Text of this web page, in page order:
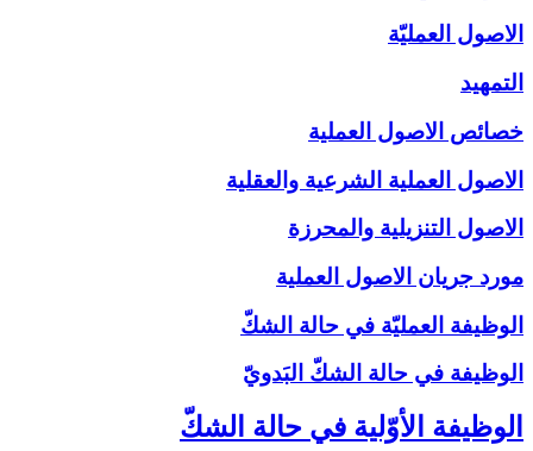
الاصول العمليّة
التمهيد
خصائص الاصول العملية
الاصول العملية الشرعية والعقلية
الاصول التنزيلية والمحرزة
مورد جريان الاصول العملية
الوظيفة العمليّة في حالة الشكّ‏
الوظيفة في حالة الشكّ البَدويّ
الوظيفة الأوّلية في حالة الشكّ‏